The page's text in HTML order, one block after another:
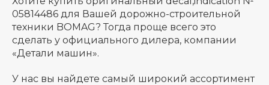
05814486 для Вашей дорожно-строительной
техники BOMAG? Тогда проще всего это
сделать у официального дилера, компании
«Детали машин».
У нас вы найдете самый широкий ассортимент